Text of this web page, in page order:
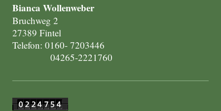
Bianca Wollenweber
Bruchweg 2
27389 Fintel
Telefon: 0160- 7203446
04265-2221760